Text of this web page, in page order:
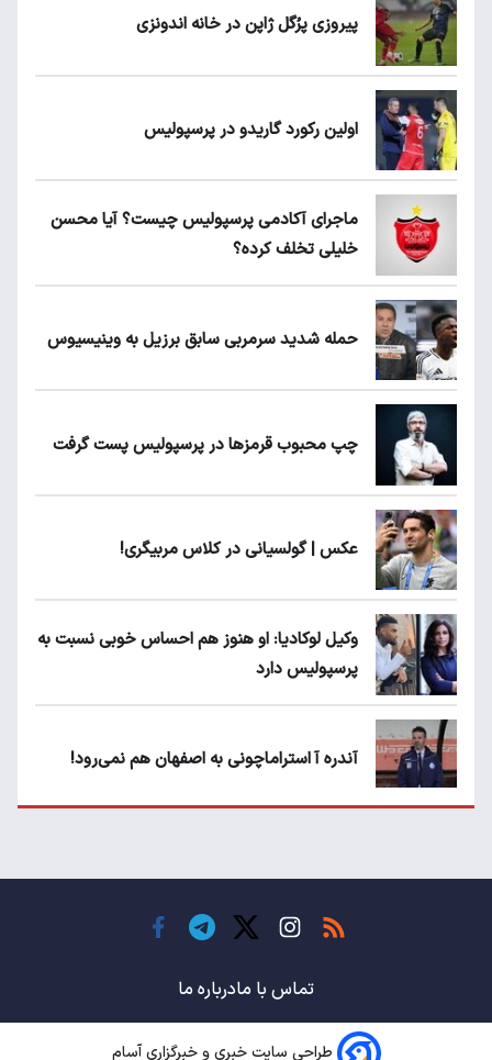
پیروزی پرُگل ژاپن در خانه اندونزی
اولین رکورد گاریدو در پرسپولیس
ماجرای آکادمی پرسپولیس چیست؟ آیا محسن
خلیلی تخلف کرده؟
حمله شدید سرمربی سابق برزیل به وینیسیوس
چپ محبوب قرمزها در پرسپولیس پست گرفت
عکس | گولسیانی در کلاس مربیگری!
وکیل لوکادیا: او هنوز هم احساس خوبی نسبت به
پرسپولیس دارد
آندره آ استراماچونی به اصفهان هم نمی‌رود!
حسن روی هوا!
باشگاه های جهان
تماس با مادرباره ما
طراحی سایت خبری و خبرگزاری آسام